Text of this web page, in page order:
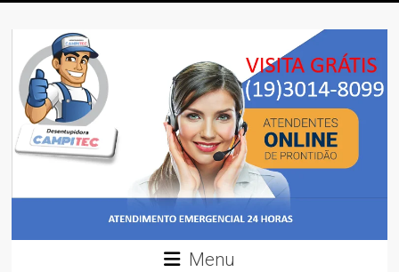
to
content
Desentupidora
Desentupidora
em
Campinas
Preço
Menu